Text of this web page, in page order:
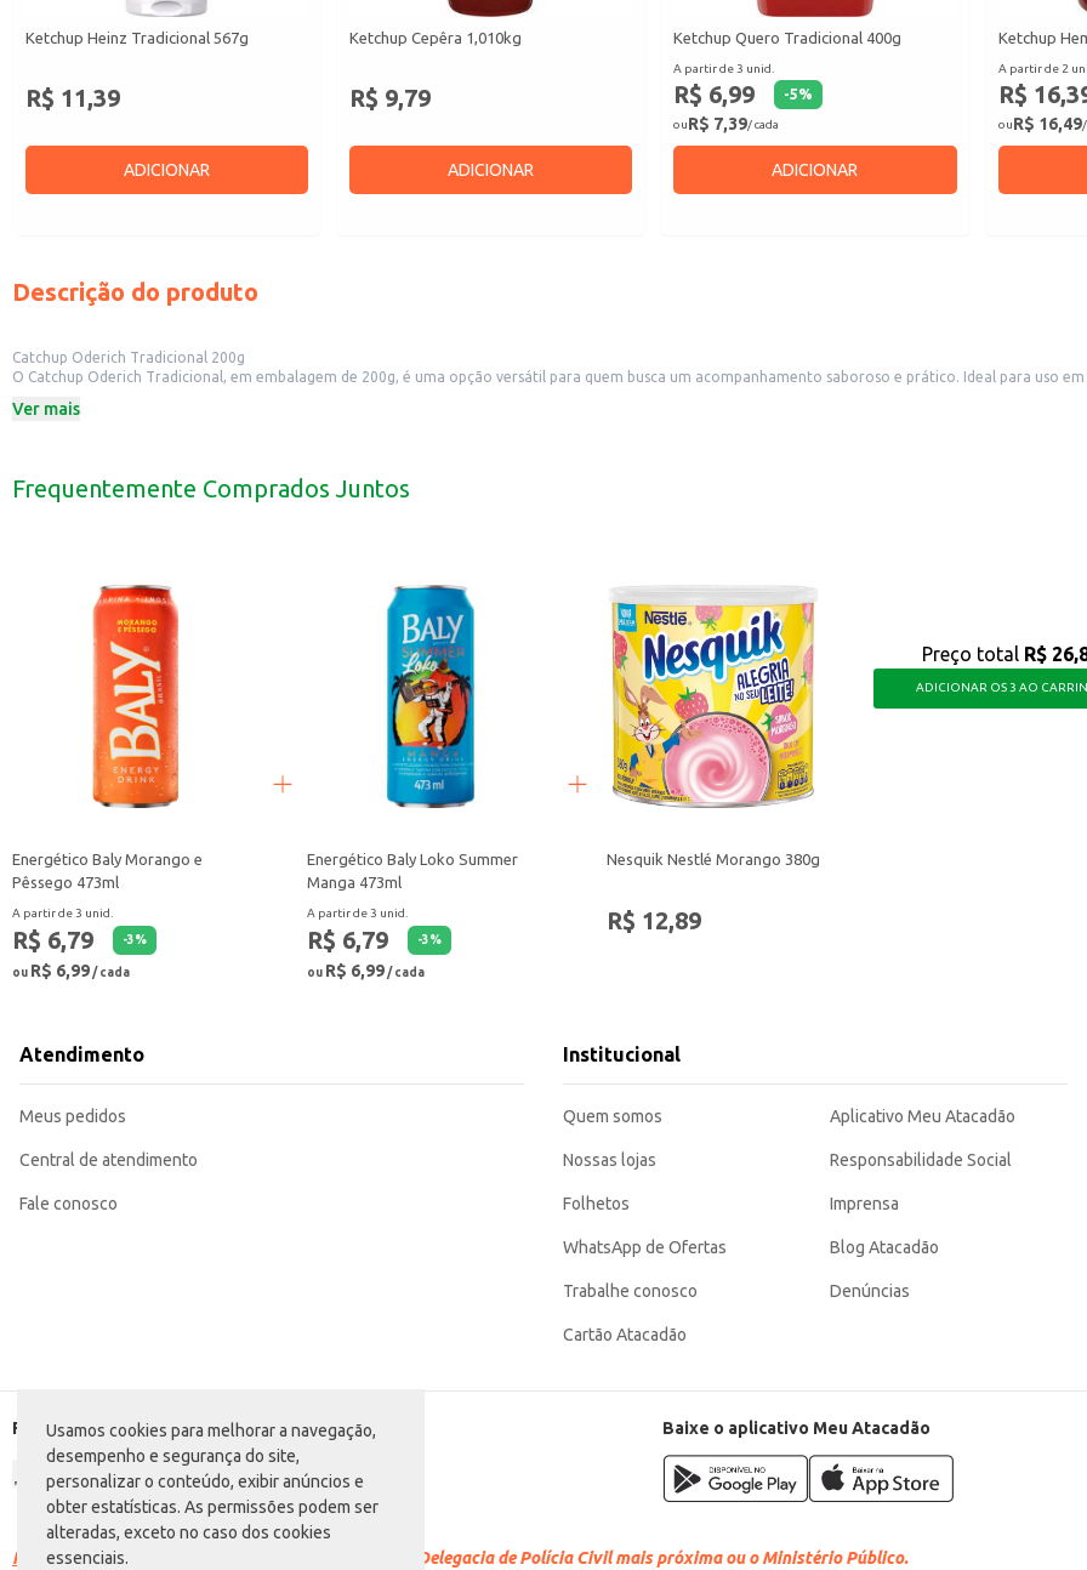
Usamos cookies para melhorar a navegação,
desempenho e segurança do site,
personalizar o conteúdo, exibir anúncios e
obter estatísticas. As permissões podem ser
alteradas, exceto no caso dos cookies
essenciais.
Ketchup Heinz Tradicional 567g
R$ 11,39
ADICIONAR
Ketchup Cepêra 1,010kg
R$ 9,79
ADICIONAR
Ketchup Quero Tradicional 400g
A partir de 3 unid.
R$ 6,99 -5%
ouR$ 7,39/ cada
ADICIONAR
Ketchup
A partir de 2
R$
ouR$ 16,49/
Descrição do produto
Catchup Oderich Tradicional 200g
O Catchup Oderich Tradicional, em embalagem de 200g, é uma opção versátil para quem busca um acompanhamento saboroso e prático. Ideal para uso
Dicas de Uso:
Com o Catchup Oderich Tradicional, você garante o sabor que seus clientes e sua família apreciam, com a praticidade de uma embalagem ideal para
Ver mais
Frequentemente Comprados Juntos
Energético Baly Morango e
Pêssego 473ml
A partir de 3 unid.
R$ 6,79 -3%
ou R$ 6,99/ cada
Energético Baly Loko Summer
Manga 473ml
A partir de 3 unid.
R$ 6,79 -3%
ou R$ 6,99/ cada
Nesquik Nestlé Morango 380g
R$ 12,89
Preço total R$
ADICIONAR OS 3 AO
Atendimento
Meus pedidos
Central de atendimento
Fale conosco
Institucional
Quem somos
Nossas lojas
Folhetos
WhatsApp de Ofertas
Trabalhe conosco
Cartão Atacadão
Aplicativo Meu Atacadão
Responsabilidade Social
Imprensa
Blog Atacadão
Denúncias
Formas de pagamento Baixe o aplicativo Meu Atacadão
Racismo é crime. Denuncie. Disque 100 ou procure a Delegacia de Polícia Civil mais próxima ou o Ministério Público.